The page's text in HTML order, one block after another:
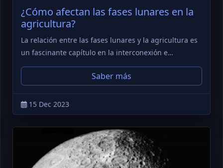
¿Cómo afectan las fases lunares en la
agricultura?
La relación entre las fases lunares y la agricultura es
un fascinante capítulo en la interconexión e…
Saber más
15 Dec 2023